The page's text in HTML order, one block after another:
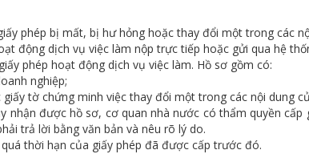
phép bị mất, bị hư hỏng hoặc thay đổi một trong các
động dịch vụ việc làm nộp trực tiếp hoặc gửi qua hệ
phép hoạt động dịch vụ việc làm. Hồ sơ gồm có:
nghiệp;
tờ chứng minh việc thay đổi một trong các nội dung
nhận được hồ sơ, cơ quan nhà nước có thẩm quyền cấp
trả lời bằng văn bản và nêu rõ lý do.
thời hạn của giấy phép đã được cấp trước đó.